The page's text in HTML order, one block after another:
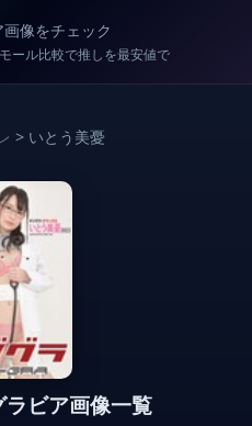
像をチェック
ール比較で推しを最安値で
> いとう美憂
ビア画像一覧